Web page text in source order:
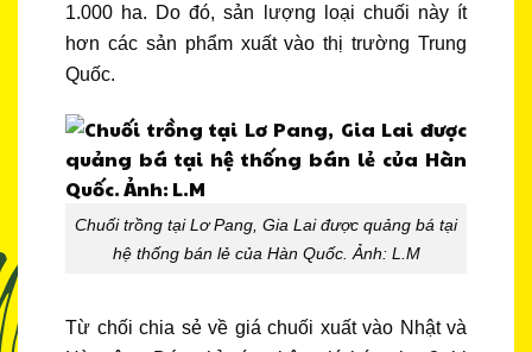
1.000 ha. Do đó, sản lượng loại chuối này ít
hơn các sản phẩm xuất vào thị trường Trung
Quốc.
Chuối trồng tại Lơ Pang, Gia Lai được quảng bá tại
hệ thống bán lẻ của Hàn Quốc. Ảnh: L.M
Từ chối chia sẻ về giá chuối xuất vào Nhật và